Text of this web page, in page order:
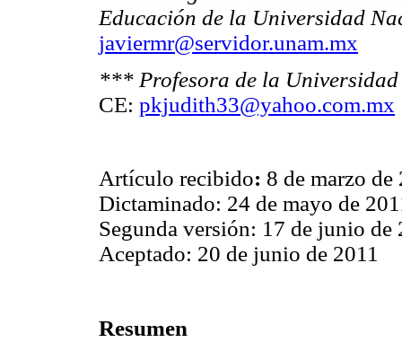
Educación de la Universidad
javiermr@servidor.unam.mx
*** Profesora de la Universidad
CE: pkjudith33@yahoo.com.mx
Artículo recibido: 8 de marzo de
Dictaminado: 24 de mayo de
Segunda versión: 17 de junio de
Aceptado: 20 de junio de 2011
Resumen